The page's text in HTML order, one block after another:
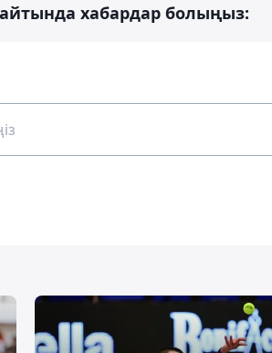
хабардар болыңыз: